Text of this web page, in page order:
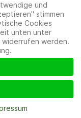
und
stimmen
Cookies
unten unter
werden.